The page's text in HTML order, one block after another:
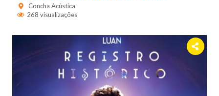
Concha Acústica
268 visualizações